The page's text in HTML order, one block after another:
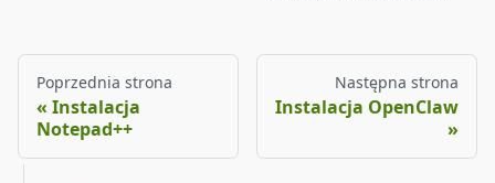
Poprzednia strona
Instalacja
Notepad++
Następna strona
Instalacja OpenClaw